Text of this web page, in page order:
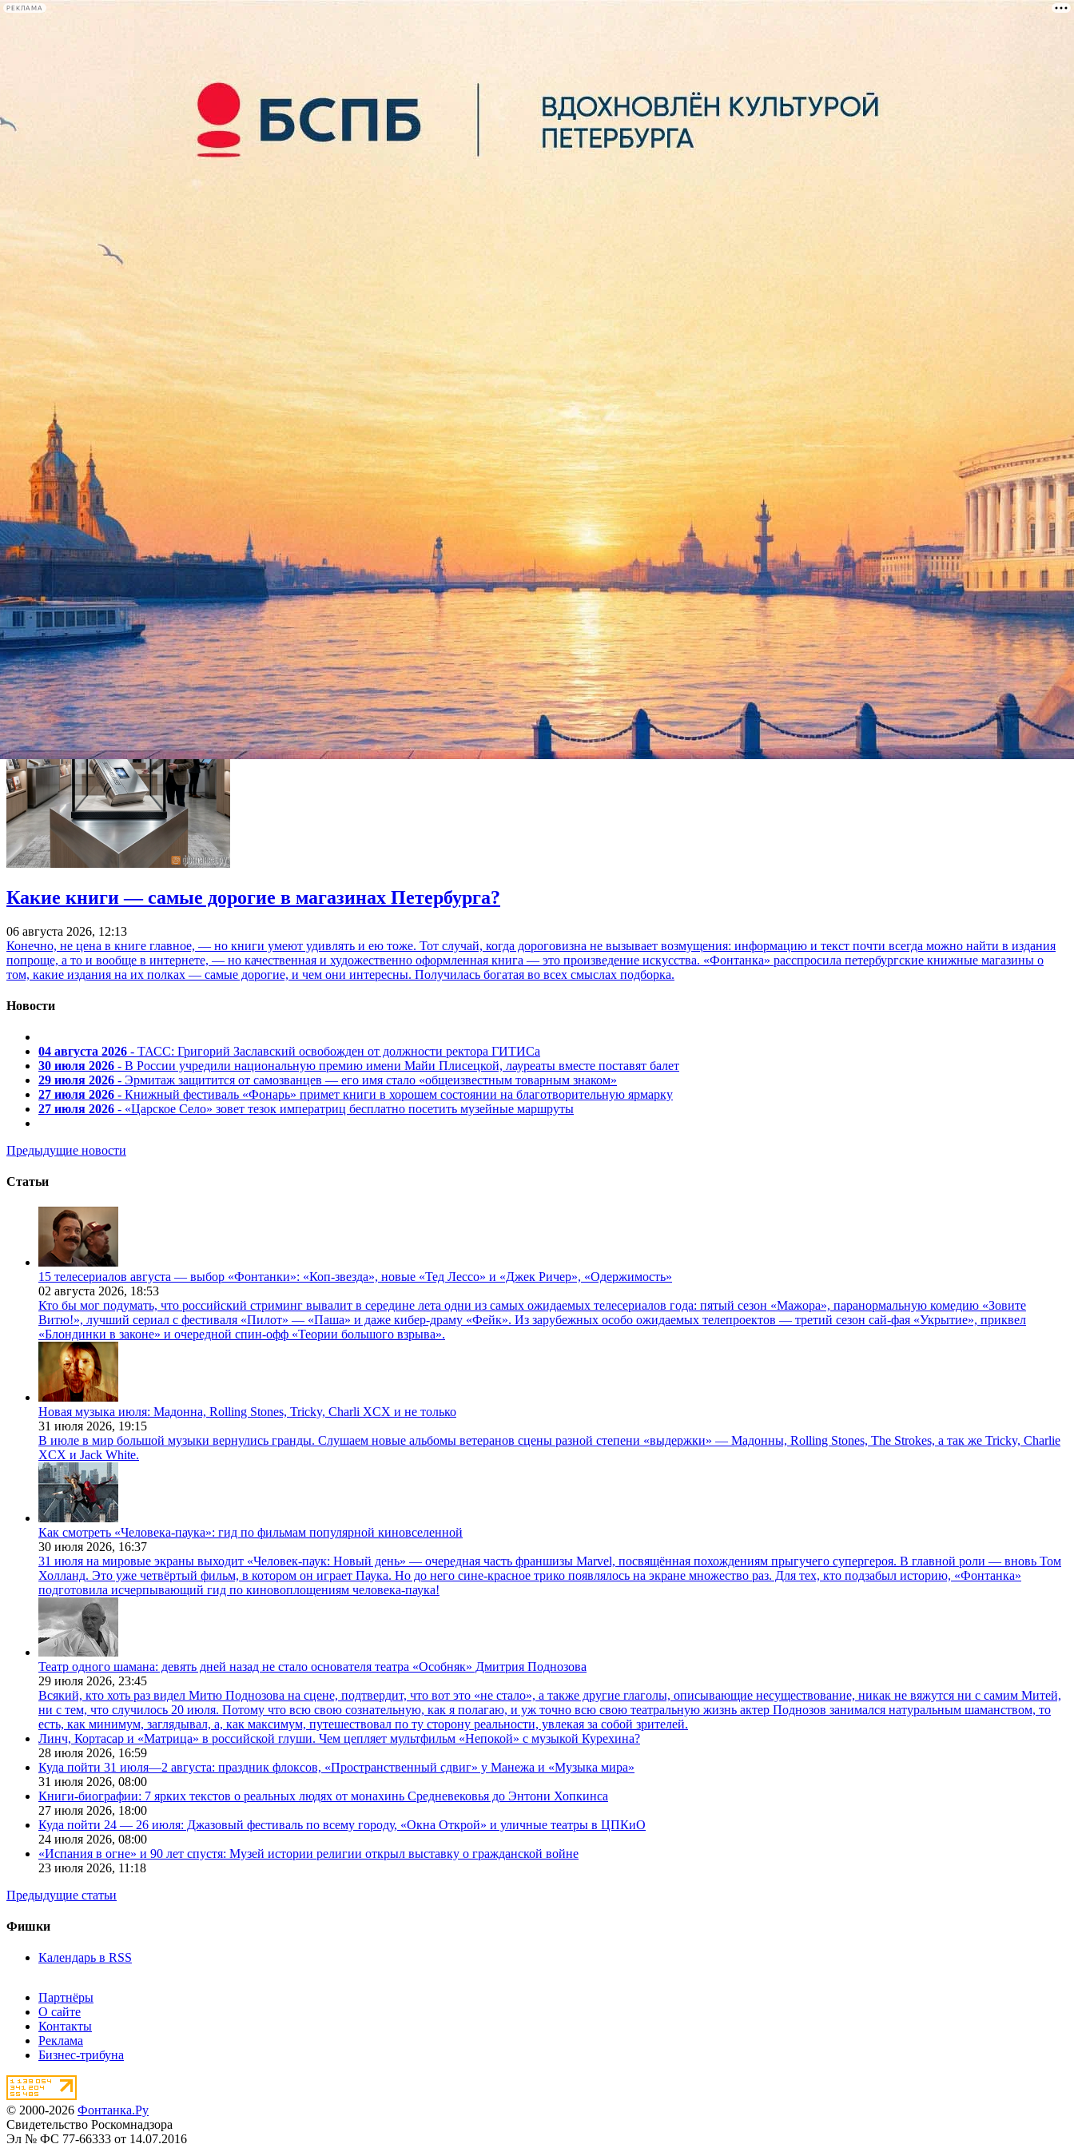
РЕКЛАМА
лекции
книги
Кирстен Данст снимется в "математической" драме
14 марта 2016,
Кирстен Данст присоединится к команде актеров, которая снимется в научно-социальной драме "Спрятанные числа" режиссера Теда Мелфи. Как сообщает Deadline Hollywood , вместе со
звездой фильмов "Меланхолия" и "Джуманджи" в ленте снимутся Октавия Спенсер ("Прислуга", "Теория большого взрыва"), Боб Дженнингс ("Крепкий орешек") и Кевин Костнер.
Действие картины "Спрятанные числа" разворачивается в начале шестидесятых годов и посвящены подлинной истории четырех афроамериканских женщин, которые работали математиками
в НАСА. Им удалось осуществить расчеты, которые обеспечили быстрое продвижение программ по завоеванию космического пространства. Достижения этих женщин-математиков были
настолько впечатляющими, что их феномен получил название "Цветные компьютеры". Параллельно в эти годы набирает силу движение за права чернокожего населения США, что также
отражено в картине.
Лента выйдет в прокат в будущем январе.
Какие книги — самые дорогие в магазинах Петербурга?
06 августа 2026, 12:13
Конечно, не цена в книге главное, — но книги умеют удивлять и ею тоже. Тот случай, когда дороговизна не вызывает возмущения: информацию и текст почти всегда можно найти в издания
попроще, а то и вообще в интернете, — но качественная и художественно оформленная книга — это произведение искусства. «Фонтанка» расспросила петербургские книжные магазины о
том, какие издания на их полках — самые дорогие, и чем они интересны. Получилась богатая во всех смыслах подборка.
Новости
04 августа 2026 - ТАСС: Григорий Заславский освобожден от должности ректора ГИТИСа
30 июля 2026 - В России учредили национальную премию имени Майи Плисецкой, лауреаты вместе поставят балет
29 июля 2026 - Эрмитаж защитится от самозванцев — его имя стало «общеизвестным товарным знаком»
27 июля 2026 - Книжный фестиваль «Фонарь» примет книги в хорошем состоянии на благотворительную ярмарку
27 июля 2026 - «Царское Село» зовет тезок императриц бесплатно посетить музейные маршруты
Предыдущие новости
Статьи
15 телесериалов августа — выбор «Фонтанки»: «Коп-звезда», новые «Тед Лессо» и «Джек Ричер», «Одержимость»
02 августа 2026, 18:53
Кто бы мог подумать, что российский стриминг вывалит в середине лета одни из самых ожидаемых телесериалов года: пятый сезон «Мажора», паранормальную комедию «Зовите
Витю!», лучший сериал с фестиваля «Пилот» — «Паша» и даже кибер-драму «Фейк». Из зарубежных особо ожидаемых телепроектов — третий сезон сай-фая «Укрытие», приквел
«Блондинки в законе» и очередной спин-офф «Теории большого взрыва».
Новая музыка июля: Мадонна, Rolling Stones, Tricky, Charli XCX и не только
31 июля 2026, 19:15
В июле в мир большой музыки вернулись гранды. Слушаем новые альбомы ветеранов сцены разной степени «выдержки» — Мадонны, Rolling Stones, The Strokes, а так же Tricky, Charlie
XCX и Jack White.
Как смотреть «Человека-паука»: гид по фильмам популярной киновселенной
30 июля 2026, 16:37
31 июля на мировые экраны выходит «Человек-паук: Новый день» — очередная часть франшизы Marvel, посвящённая похождениям прыгучего супергероя. В главной роли — вновь Том
Холланд. Это уже четвёртый фильм, в котором он играет Паука. Но до него сине-красное трико появлялось на экране множество раз. Для тех, кто подзабыл историю, «Фонтанка»
подготовила исчерпывающий гид по киновоплощениям человека-паука!
Театр одного шамана: девять дней назад не стало основателя театра «Особняк» Дмитрия Поднозова
29 июля 2026, 23:45
Всякий, кто хоть раз видел Митю Поднозова на сцене, подтвердит, что вот это «не стало», а также другие глаголы, описывающие несуществование, никак не вяжутся ни с самим Митей,
ни с тем, что случилось 20 июля. Потому что всю свою сознательную, как я полагаю, и уж точно всю свою театральную жизнь актер Поднозов занимался натуральным шаманством, то
есть, как минимум, заглядывал, а, как максимум, путешествовал по ту сторону реальности, увлекая за собой зрителей.
Линч, Кортасар и «Матрица» в российской глуши. Чем цепляет мультфильм «Непокой» с музыкой Курехина?
28 июля 2026, 16:59
Куда пойти 31 июля—2 августа: праздник флоксов, «Пространственный сдвиг» у Манежа и «Музыка мира»
31 июля 2026, 08:00
Книги-биографии: 7 ярких текстов о реальных людях от монахинь Средневековья до Энтони Хопкинса
27 июля 2026, 18:00
Куда пойти 24 — 26 июля: Джазовый фестиваль по всему городу, «Окна Открой» и уличные театры в ЦПКиО
24 июля 2026, 08:00
«Испания в огне» и 90 лет спустя: Музей истории религии открыл выставку о гражданской войне
23 июля 2026, 11:18
Предыдущие статьи
Фишки
Календарь в RSS
Партнёры
О сайте
Контакты
Реклама
Бизнес-трибуна
© 2000-2026 Фонтанка.Ру
Свидетельство Роскомнадзора
Эл № ФС 77-66333 от 14.07.2016